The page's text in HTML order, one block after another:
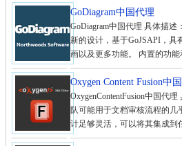
GoDiagram中国代理
GoDiagram中国代理 具体描
新的设计，基于GoJSAPI，具
画以及更多功能。 内置的功
Oxygen Content Fusion中
OxygenContentFusion中国代
队可能用于文档审核流程的几
计足够灵活，可以将其集成到